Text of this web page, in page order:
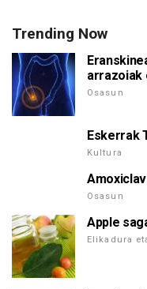
Trending Now
arrazoiak
Osasun
Eskerrak
Kultura
Osasun
Apple
Elikadura